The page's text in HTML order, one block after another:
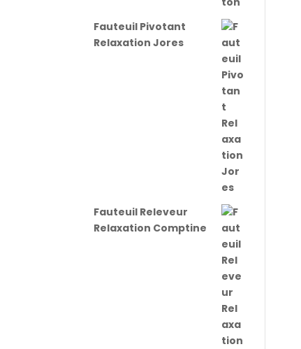
Fauteuil Pivotant
Relaxation Jores
Fauteuil Releveur
Relaxation Comptine